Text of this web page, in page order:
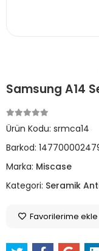
Samsung A14
Ürün Kodu: srmca14
Barkod:
Marka: Miscase
Kategori: Seramik
Favorilerime ekle